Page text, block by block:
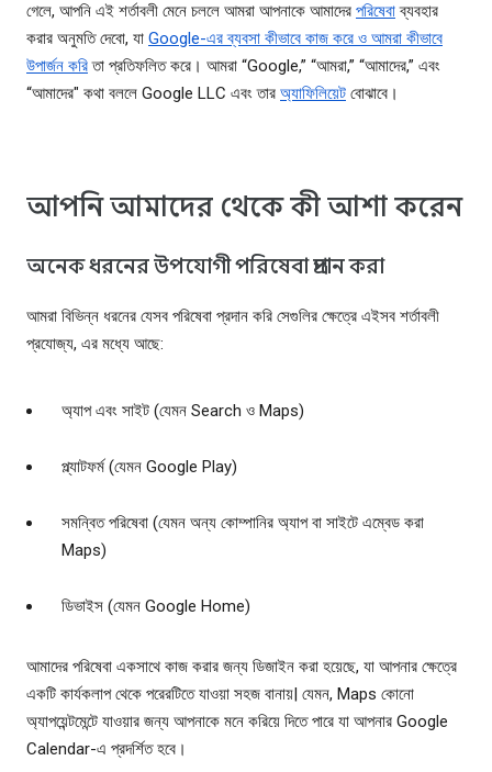
গেলে, আপনি এই শর্তাবলী মেনে চললে আমরা আপনাকে আমাদের পরিষেবাব্যবহার
করার অনুমতি দেবো, যা Google-এর ব্যবসা কীভাবে কাজ করে ও আমরা কীভাবে
উপার্জন করিতা প্রতিফলিত করে। আমরা “Google,” “আমরা,” “আমাদের,” এবং
“আমাদের" কথা বললে Google LLC এবং তার অ্যাফিলিয়েট বোঝাবে।
আপনি আমাদের থেকে কী আশা করেন
অনেক ধরনের উপযোগী পরিষেবা প্রদান করা
আমরা বিভিন্ন ধরনের যেসব পরিষেবা প্রদান করি সেগুলির ক্ষেত্রে এইসব শর্তাবলী
প্রযোজ্য, এর মধ্যে আছে:
অ্যাপ এবং সাইট (যেমন Search ও Maps)
প্ল্যাটফর্ম (যেমন Google Play)
সমন্বিত পরিষেবা (যেমন অন্য কোম্পানির অ্যাপ বা সাইটে এম্বেড করা
Maps)
ডিভাইস (যেমন Google Home)
আমাদের পরিষেবা একসাথে কাজ করার জন্য ডিজাইন করা হয়েছে, যা আপনার ক্ষেত্রে
একটি কার্যকলাপ থেকে পরেরটিতে যাওয়া সহজ বানায়| যেমন, Maps কোনো
অ্যাপয়েন্টমেন্টে যাওয়ার জন্য আপনাকে মনে করিয়ে দিতে পারে যা আপনার Google
Calendar-এ প্রদর্শিত হবে।